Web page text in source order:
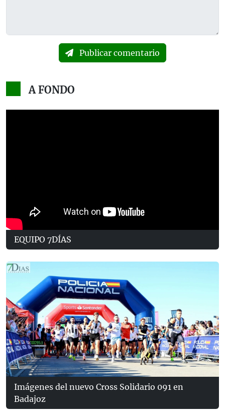
Publicar comentario
A FONDO
EQUIPO 7DÍAS
Imágenes del nuevo Cross Solidario 091 en
Badajoz